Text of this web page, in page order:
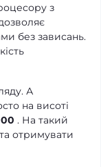
з
без зависань.
А
на висоті
. На такий
отримувати